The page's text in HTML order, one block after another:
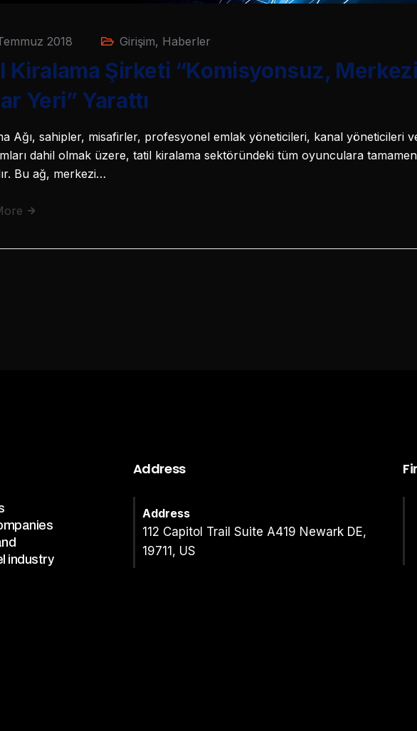
2018 Girişim, Haberler
Kiralama Şirketi “Komisyonsuz,
Yeri” Yarattı
Ağı, sahipler, misafirler, profesyonel emlak yöneticileri, kanal yöneticileri
dahil olmak üzere, tatil kiralama sektöründeki tüm oyunculara
Bu ağ, merkezi…
industry
Address
Address
112 Capitol Trail Suite A419 Newark DE,
19711, US